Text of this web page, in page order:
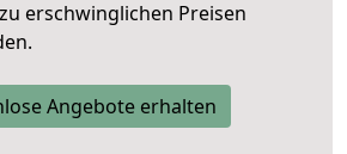
erschwinglichen Preisen
Angebote erhalten